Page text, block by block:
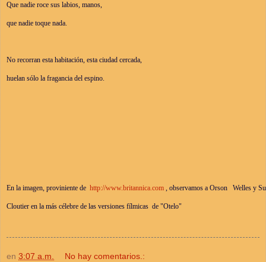
Que nadie roce sus labios, manos,
que nadie toque nada.
No recorran esta habitación, esta ciudad cercada,
huelan sólo la fragancia del espino.
En la imagen, proviniente de http://www.britannica.com , observamos a Orson   Welles y
Cloutier en la más célebre de las versiones fílmicas  de "Otelo"
en 3:07 a.m. No hay comentarios.: